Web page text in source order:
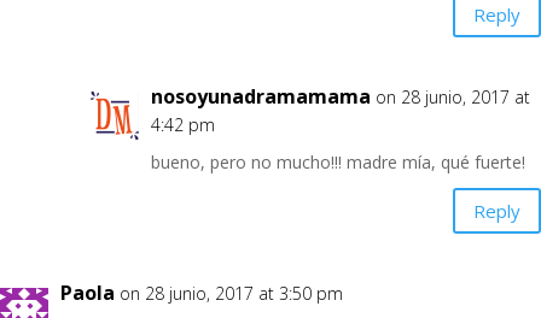
Reply
nosoyunadramamama on 28 junio, 2017 at
4:42 pm
bueno, pero no mucho!!! madre mía, qué fuerte!
Reply
Paola on 28 junio, 2017 at 3:50 pm